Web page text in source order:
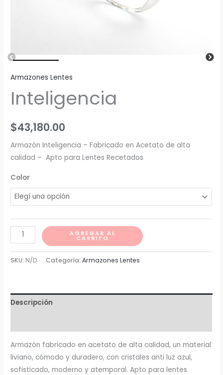
Armazones Lentes
Inteligencia
$43,180.00
Armazón Inteligencia – Fabricado en Acetato de alta
calidad – Apto para Lentes Recetados
Color
Inteligencia
cantidad
AGREGAR AL
CARRITO
SKU: N/D Categoría:Armazones Lentes
Descripción
Armazón fabricado en acetato de alta calidad, un material
liviano, cómodo y duradero, con cristales anti luz azul,
sofisticado, moderno y atemporal. Apto para lentes